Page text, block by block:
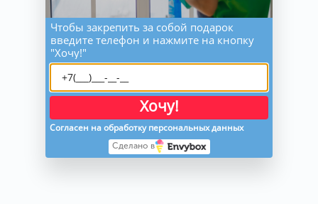
Чтобы закрепить за собой подарок
введите телефон и нажмите на кнопку
"Хочу!"
Хочу!
Согласен на обработку персональных данных
Сделано в